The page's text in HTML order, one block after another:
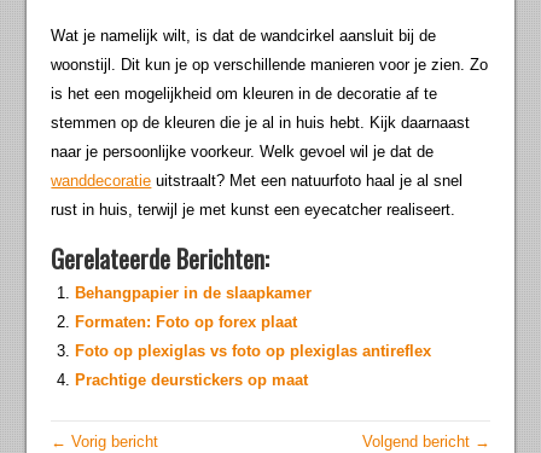
Wat je namelijk wilt, is dat de wandcirkel aansluit bij de
woonstijl. Dit kun je op verschillende manieren voor je zien. Zo
is het een mogelijkheid om kleuren in de decoratie af te
stemmen op de kleuren die je al in huis hebt. Kijk daarnaast
naar je persoonlijke voorkeur. Welk gevoel wil je dat de
wanddecoratie uitstraalt? Met een natuurfoto haal je al snel
rust in huis, terwijl je met kunst een eyecatcher realiseert.
Gerelateerde Berichten:
Behangpapier in de slaapkamer
Formaten: Foto op forex plaat
Foto op plexiglas vs foto op plexiglas antireflex
Prachtige deurstickers op maat
← Vorig bericht Volgend bericht →